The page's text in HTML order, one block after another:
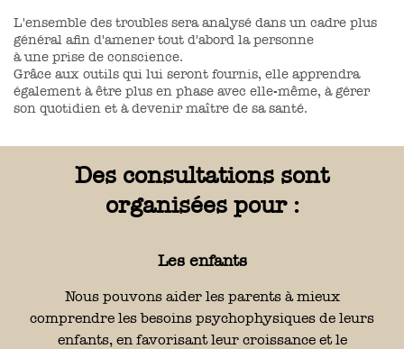
L'ensemble des troubles sera analysé dans un cadre plus
général afin d'amener tout d'abord la personne
à une prise de conscience.
Grâce aux outils qui lui seront fournis, elle apprendra
également à être plus en phase avec elle-même, à gérer
son quotidien et à devenir maître de sa santé.
Des consultations sont
organisées pour :
Les enfants
Nous pouvons aider les parents à mieux
comprendre les besoins psychophysiques de leurs
enfants, en favorisant leur croissance et le